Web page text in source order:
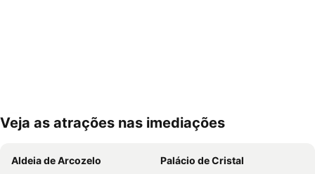
Ampliar mapa
Veja as atrações nas imediações
Aldeia de Arcozelo
Palácio de Cristal